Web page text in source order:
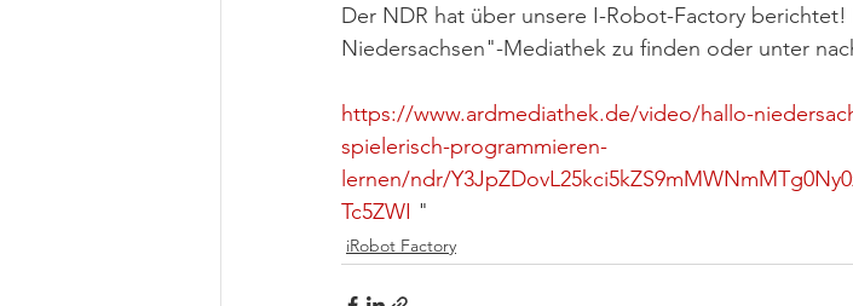
Der NDR hat über unsere I-Robot-Factory
Niedersachsen"-Mediathek zu finden oder unter
https://www.ardmediathek.de/video/hallo-
spielerisch-programmieren-
lernen/ndr/
Tc5ZWI "
iRobot Factory